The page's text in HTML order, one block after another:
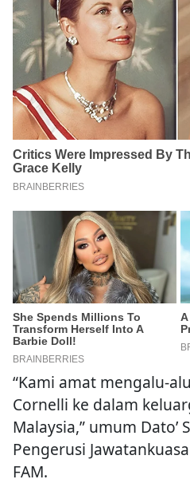
“Kami amat mengalu-
Cornelli ke dalam
Malaysia,” umum Dato’
Pengerusi
FAM.